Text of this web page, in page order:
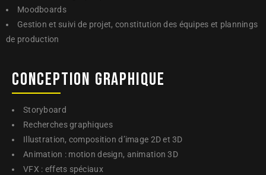
Moodboards
Gestion et suivi de projet, constitution des équipes et plannings
de production
CONCEPTION GRAPHIQUE
Storyboard
Recherches graphiques
Illustration, composition d’image 2D et 3D
Animation : motion design, animation 3D
VFX : effets spéciaux